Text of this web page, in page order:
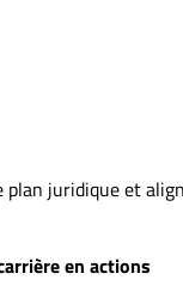
plan juridique et
en actions